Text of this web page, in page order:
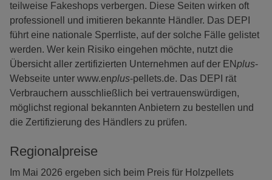
teilweise Fakeshops verbergen. Diese Seiten wirken oft
professionell und imitieren bekannte Händler. Das DEPI
führt eine nationale Sperrliste, auf der solche Fälle gelistet
werden. Wer kein Risiko eingehen möchte, nutzt die
Übersicht aller zertifizierten Unternehmen auf der ENplus-
Webseite unter www.enplus-pellets.de. Das DEPI rät
Verbrauchern ausschließlich bei vertrauenswürdigen,
möglichst regional bekannten Anbietern zu bestellen und
die Zertifizierung des Händlers zu prüfen.
Regionalpreise
Im Mai 2026 ergeben sich beim Preis für Holzpellets